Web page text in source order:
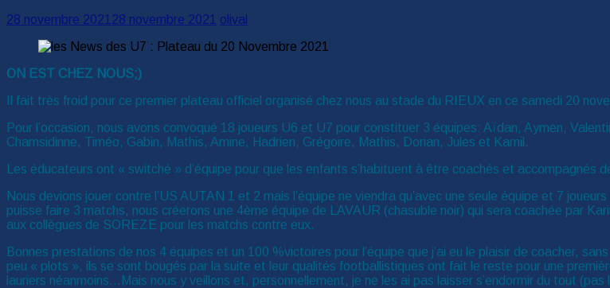
28 novembre 2021 28 novembre 2021 olival
ON EST CHEZ NOUS;)
Il fait très froid pour ce premier plateau officiel organisé chez nous au stade du RIEUX en ce samedi 20
Pour l’occasion, nous avons convoqué 18 joueurs U6 et U7 pour constituer 3 équipes: Aïdan, Aymen,
Chamsidinne, Timéo, Gabin, Mathis, Amine, Hadrien, Grégoire, Mathis, Dorian, Jules et Kamil.
Les éducateurs ont « switché » d’équipe pour que les enfants s’habituent à être coachés et accompagnés
Nous devions jouer contre l’US AUTAN 1 et 2 mais l’équipe ne viendra qu’avec une seule équipe et 7
puisse faire 3 matchs, nous créerons une 4ème équipe de LAVAUR (chasuble noir) qui sera coachée par
aux collègues de SOREZE pour les matchs contre eux.
Bonnes prestations de nos 4 équipes et un 100 %victoires pour l’équipe que j’ai eu le plaisir de coacher,
peu « plots », ils se sont bougés par la suite et leur qualités footballistiques ont fait le reste pour une
lauriers néanmoins…Mais nous y veillons et, personnellement, je ne les ai pas laisser s’endormir du tout (pas